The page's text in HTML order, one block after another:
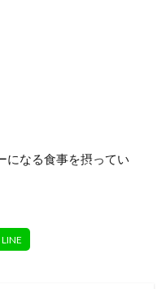
になる食事を摂ってい